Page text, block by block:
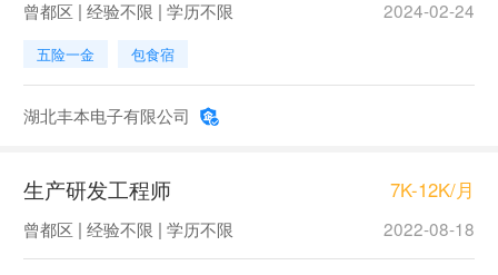
曾都区 | 经验不限 | 学历不限 2024-02-24
五险一金 包食宿
湖北丰本电子有限公司
生产研发工程师 7K-12K/月
曾都区 | 经验不限 | 学历不限 2022-08-18